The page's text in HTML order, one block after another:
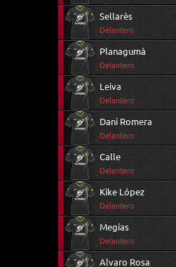
Sellarès
Delantero
Planagumà
Delantero
Leiva
Delantero
Dani Romera
Delantero
Calle
Delantero
Kike López
Delantero
Megías
Delantero
Alvaro Rosa